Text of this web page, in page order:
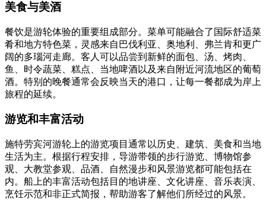
美食与美酒
餐饮是游轮体验的重要组成部分。菜单可能融合了国际舒适菜
肴和地方特色菜，灵感来自巴伐利亚、奥地利、弗兰肯和更广
阔的多瑙河走廊。客人可以品尝到新鲜的面包、汤、烤肉、
鱼、时令蔬菜、糕点、当地啤酒以及来自附近河流地区的葡萄
酒。特别的晚餐通常会反映当天的港口，让每一餐都成为岸上
旅程的延续。
游览和丰富活动
施特劳宾河游轮上的游览项目通常以历史、建筑、美食和当地
生活为主。根据行程安排，导游带领的步行游览、博物馆参
观、大教堂参观、品酒、自然漫步和风景游览都可能包括在
内。船上的丰富活动包括目的地讲座、文化讲座、音乐表演、
烹饪示范和非正式简报，帮助游客了解他们所经过的风景。